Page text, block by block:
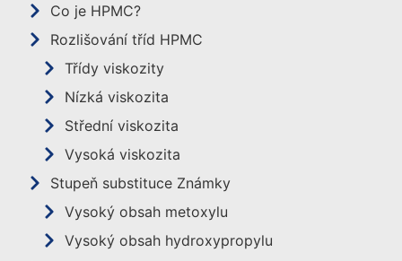
Co je HPMC?
Rozlišování tříd HPMC
Třídy viskozity
Nízká viskozita
Střední viskozita
Vysoká viskozita
Stupeň substituce Známky
Vysoký obsah metoxylu
Vysoký obsah hydroxypropylu